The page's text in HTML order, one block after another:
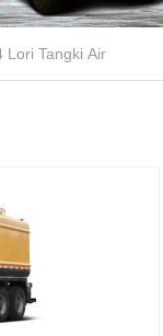
Lori Tangki Air